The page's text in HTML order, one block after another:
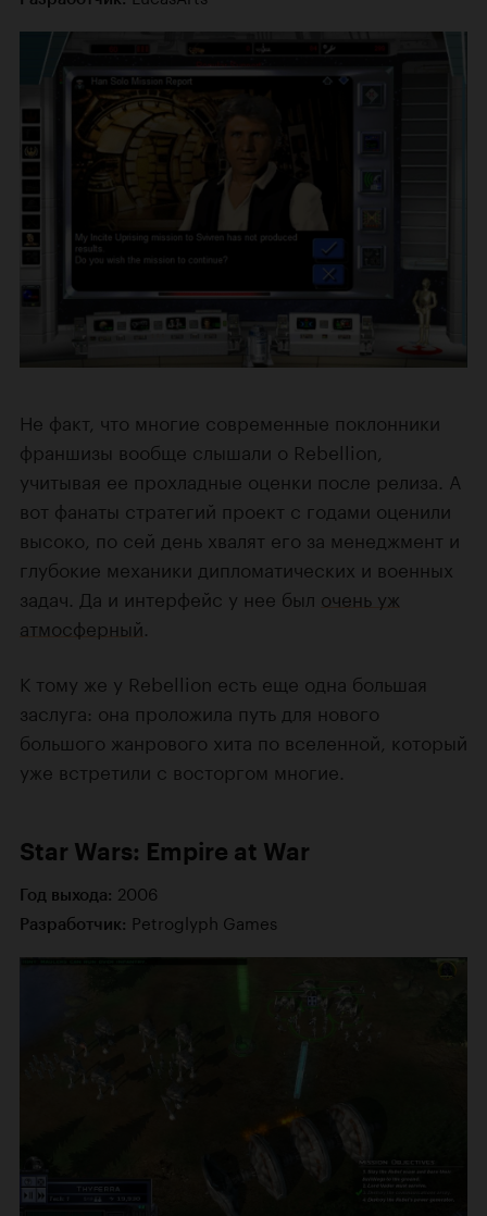
Не факт, что многие современные поклонники
франшизы вообще слышали о Rebellion,
учитывая ее прохладные оценки после релиза. А
вот фанаты стратегий проект с годами оценили
высоко, по сей день хвалят его за менеджмент и
глубокие механики дипломатических и военных
задач. Да и интерфейс у нее был очень уж
атмосферный
К тому же у Rebellion есть еще одна большая
заслуга: она проложила путь для нового
большого жанрового хита по вселенной, который
уже встретили с восторгом многие.
Star Wars: Empire at War
Год выхода: 2006
Разработчик: Petroglyph Games